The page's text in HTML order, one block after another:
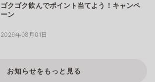
ゴクゴク飲んでポイント当てよう！キャンペ
ーン
2026年08月01日
お知らせをもっと見る